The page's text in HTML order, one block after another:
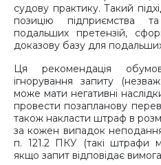
судову практику. Такий
позицію підприємства
подальших претензій,
доказову базу для
Ця рекомендація
ігнорування запиту
може мати негативні
провести позапланову
також накласти штраф в
за кожен випадок неподання
п. 121.2 ПКУ (такі штрафи
якщо запит відповідає